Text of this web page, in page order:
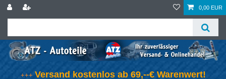
0,00 EUR
+++ Versand kostenlos ab 69,--€ Warenwert!